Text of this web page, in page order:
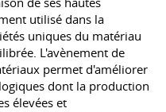
utilisé dans la
uniques du matériau
L'avènement de
permet d'améliorer
dont la production
élevées et